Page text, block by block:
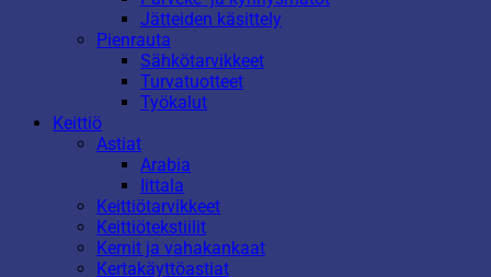
Jätteiden käsittely
Pienrauta
Sähkötarvikkeet
Turvatuotteet
Työkalut
Keittiö
Astiat
Arabia
Iittala
Keittiötarvikkeet
Keittiötekstiilit
Kernit ja vahakankaat
Kertakäyttöastiat